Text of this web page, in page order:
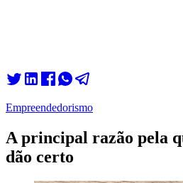
Empreendedorismo
A principal razão pela
dão certo